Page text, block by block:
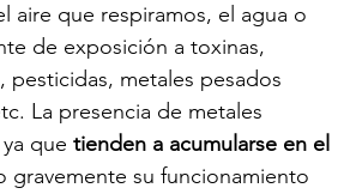
aire que respiramos, el agua o
de exposición a toxinas,
metales pesados
La presencia de metales
que tienden a acumularse en el
gravemente su funcionamiento